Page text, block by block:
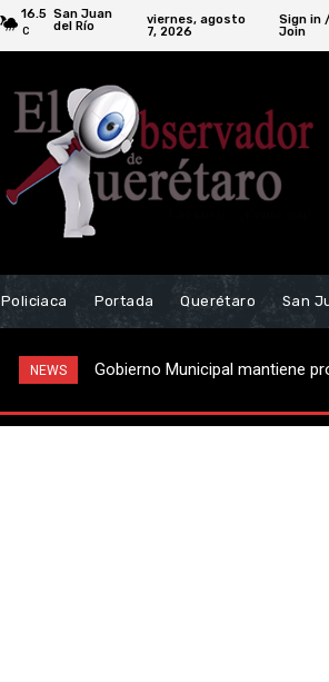
16.5
C
San Juan
del Río
viernes, agosto
7, 2026
Sign in
Join
Policiaca Portada Querétaro San
NEWS Gobierno Municipal mantiene